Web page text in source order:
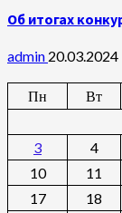
Об итогах
admin 20.03.2024
Пн
Вт
3
4
10
11
17
18